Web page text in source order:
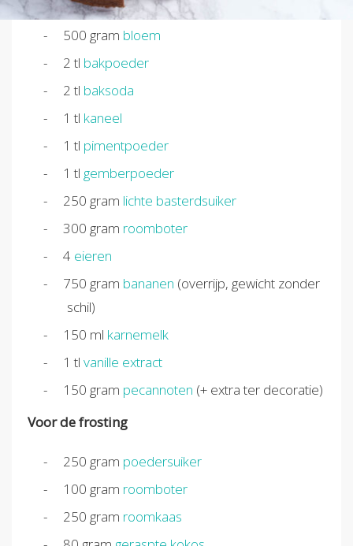
500 gram bloem
2 tl bakpoeder
2 tl baksoda
1 tl kaneel
1 tl pimentpoeder
1 tl gemberpoeder
250 gram lichte basterdsuiker
300 gram roomboter
4 eieren
750 gram bananen (overrijp, gewicht zonder
schil)
150 ml karnemelk
1 tl vanille extract
150 gram pecannoten (+ extra ter decoratie)
Voor de frosting
250 gram poedersuiker
100 gram roomboter
250 gram roomkaas